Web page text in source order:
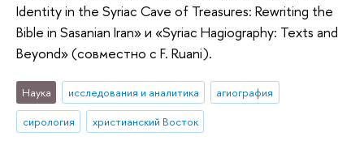
Identity in the Syriac Cave of Treasures: Rewriting the
Bible in Sasanian Iran» и «Syriac Hagiography: Texts and
Beyond» (совместно с F. Ruani).
Наука исследования и аналитика
агиография
сирология
христианский Восток